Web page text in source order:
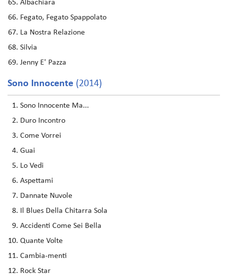
Albachiara
Fegato, Fegato Spappolato
La Nostra Relazione
Silvia
Jenny E' Pazza
Sono Innocente (2014)
Sono Innocente Ma...
Duro Incontro
Come Vorrei
Guai
Lo Vedi
Aspettami
Dannate Nuvole
Il Blues Della Chitarra Sola
Accidenti Come Sei Bella
Quante Volte
Cambia-menti
Rock Star